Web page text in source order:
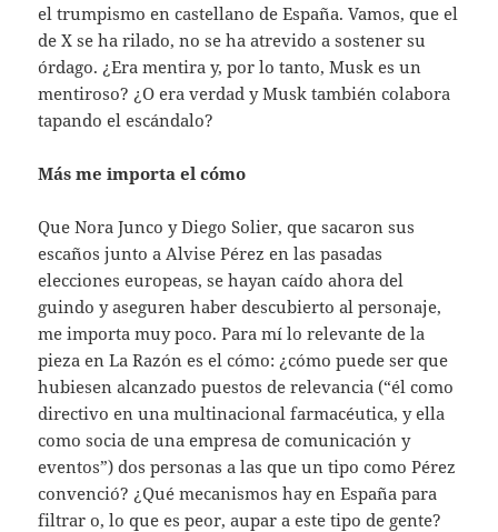
el trumpismo en castellano de España. Vamos, que el
de X se ha rilado, no se ha atrevido a sostener su
órdago. ¿Era mentira y, por lo tanto, Musk es un
mentiroso? ¿O era verdad y Musk también colabora
tapando el escándalo?
Más me importa el cómo
Que Nora Junco y Diego Solier, que sacaron sus
escaños junto a Alvise Pérez en las pasadas
elecciones europeas, se hayan caído ahora del
guindo y aseguren haber descubierto al personaje,
me importa muy poco. Para mí lo relevante de la
pieza en La Razón es el cómo: ¿cómo puede ser que
hubiesen alcanzado puestos de relevancia (“él como
directivo en una multinacional farmacéutica, y ella
como socia de una empresa de comunicación y
eventos”) dos personas a las que un tipo como Pérez
convenció? ¿Qué mecanismos hay en España para
filtrar o, lo que es peor, aupar a este tipo de gente?